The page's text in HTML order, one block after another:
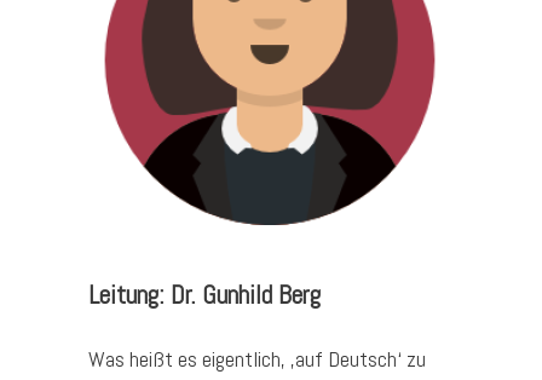
Leitung: Dr. Gunhild Berg
Was heißt es eigentlich, ‚auf Deutsch‘ zu